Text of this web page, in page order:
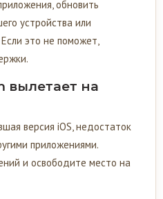
обновить
устройства или
это не поможет,
вылетает на
версия iOS, недостаток
приложениями.
и освободите место на